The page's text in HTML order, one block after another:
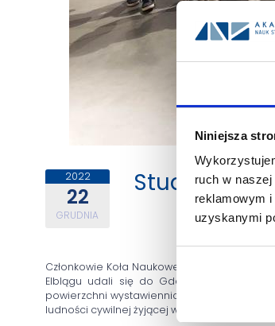
Niniejsza
ruch w
reklamowym
uzyskanymi
2022
22
GRUDNIA
Studenci
Członkowie Koła Naukowego Public
Elblągu udali się do Gdańska, gdzie
powierzchni wystawienniczych w Europie.
ludności cywilnej żyjącej w trakcie II wojny